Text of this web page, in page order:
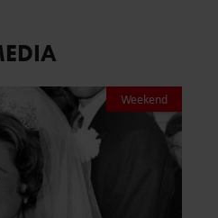
Weekend